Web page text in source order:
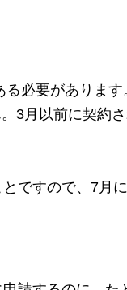
必要がありま
3月以前に契約
ですので、7月